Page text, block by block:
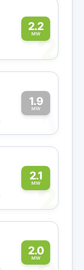
2.2
MW2
1.9
MW1
2.1
MW2
2.0
MW